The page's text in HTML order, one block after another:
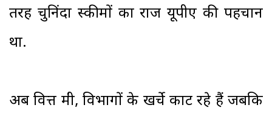
तरह चुनिंदा स्कीमों का राज यूपीए की पहचान
था.
अब वित्त मंत्री, विभागों के खर्चे काट रहे हैं जबकि